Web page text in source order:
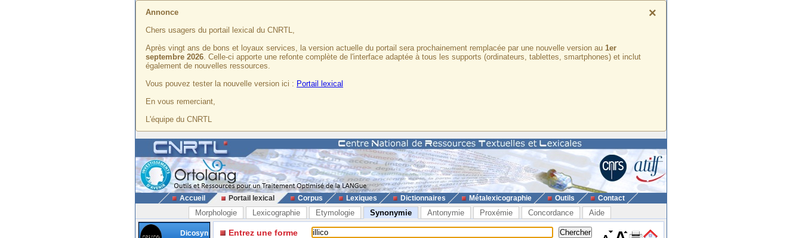
×
Annonce
Chers usagers du portail lexical du CNRTL,
Après vingt ans de bons et loyaux services, la version actuelle du portail sera prochainement remplacée par une nouvelle version au 1er
septembre 2026. Celle-ci apporte une refonte complète de l'interface adaptée à tous les supports (ordinateurs, tablettes, smartphones) et inclut
également de nouvelles ressources.
Vous pouvez tester la nouvelle version ici : Portail lexical
En vous remerciant,
L'équipe du CNRTL
Accueil Portail lexical Corpus Lexiques Dictionnaires Métalexicographie Outils Contact
Morphologie Lexicographie Etymologie Synonymie Antonymie Proxémie Concordance Aide
Dicosyn
Entrez une forme